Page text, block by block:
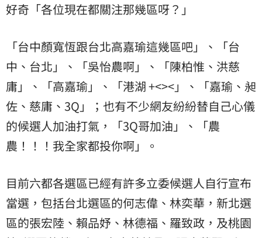
好奇「各位現在都關注那幾區呀？」
「台中顏寬恆跟台北高嘉瑜這幾區吧」、「台
中、台北」、「吳怡農啊」、「陳柏惟、洪慈
庸」、「高嘉瑜」、「港湖 +<><」、「嘉瑜、昶
佐、慈庸、3Q」；也有不少網友紛紛替自己心儀
的候選人加油打氣，「3Q哥加油」、「農
農！！！我全家都投你啊」。
目前六都各選區已經有許多立委候選人自行宣布
當選，包括台北選區的何志偉、林奕華，新北選
區的張宏陸、賴品妤、林德福、羅致政，及桃園